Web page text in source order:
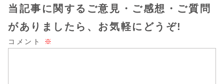
当記事に関するご意見・ご感想・ご質問
がありましたら、お気軽にどうぞ!
コメント ※